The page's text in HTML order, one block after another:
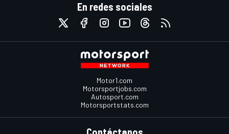
En redes sociales
Motor1.com
Motorsportjobs.com
Autosport.com
Motorsportstats.com